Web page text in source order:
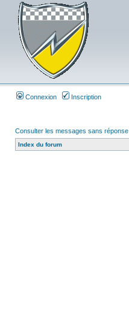
Connexion Inscription
Consulter les messages sans réponse
Index du forum